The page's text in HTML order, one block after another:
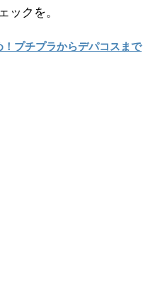
ックを。
プチプラからデパコスまで